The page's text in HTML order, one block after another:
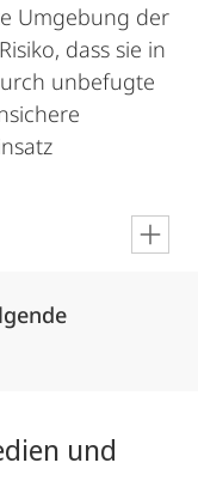
Umgebung der
dass sie in
unbefugte
und